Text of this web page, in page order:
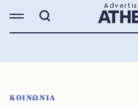
ΚΟΙΝΩΝΙΑ